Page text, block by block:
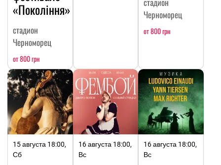
«Покоління»
стадион
Черноморец
от 800 грн
Черноморец
от 800 грн
15 августа 18:00,
Сб
16 августа 18:00,
Вс
16 августа 18:00,
Вс